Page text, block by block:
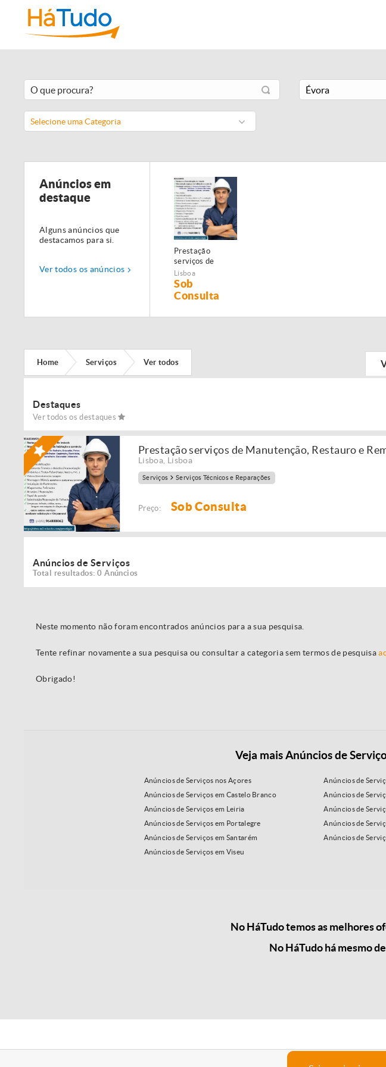
Selecione uma Categoria
Anúncios em
destaque
Alguns anúncios que
destacamos para si.
Ver todos os anúncios
Prestação
serviços de
Manutenção,
Restauro e
Remodelação de
imóveis!
Lisboa
Sob
Consulta
Home Serviços Ver todos
Destaques
Ver todos os destaques
Prestação serviços de Manutenção, Restauro e
Lisboa Lisboa
Serviços Serviços Técnicos e Reparações
Preço: Sob Consulta
Anúncios de Serviços
Total resultados: 0 Anúncios
Neste momento não foram encontrados anúncios para a sua pesquisa.
Tente refinar novamente a sua pesquisa ou consultar a categoria sem termos de pesquisa
Obrigado!
Veja mais Anúncios de
Anúncios de Serviços nos Açores
Anúncios de
Anúncios de Serviços em Castelo Branco
Anúncios de
Anúncios de Serviços em Leiria
Anúncios de
Anúncios de Serviços em Portalegre
Anúncios de
Anúncios de Serviços em Santarém
Anúncios de
Anúncios de Serviços em Viseu
No HáTudo temos as melhores
No HáTudo há mesmo